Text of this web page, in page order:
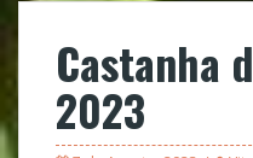
Castanha
2023